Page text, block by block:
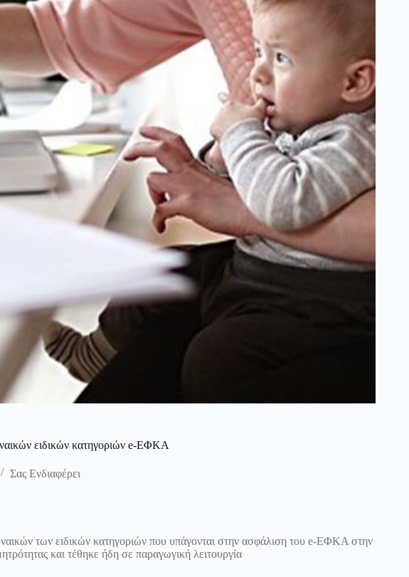
ειδικών κατηγοριών e-ΕΦΚΑ
Σας Ενδιαφέρει
των ειδικών κατηγοριών που υπάγονται στην ασφάλιση του e-ΕΦΚΑ στην
και τέθηκε ήδη σε παραγωγική λειτουργία